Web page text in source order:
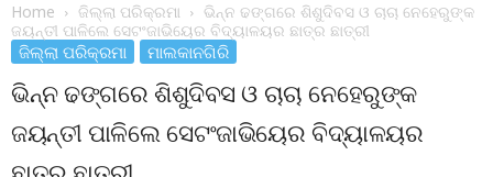
Home ଜିଲ୍ଲା ପରିକ୍ରମା
ଭିନ୍ନ ଢଙ୍ଗରେ ଶିଶୁଦିବସ ଓ ଚାଚା ନେହେରୁଙ୍କ
ଜୟନ୍ତୀ ପାଳିଲେ ସେଟଂଜାଭିୟେର ବିଦ୍ୟାଳୟର ଛାତ୍ର ଛାତ୍ରୀ
ଜିଲ୍ଲା ପରିକ୍ରମା ମାଲକାନଗିରି
ଭିନ୍ନ ଢଙ୍ଗରେ ଶିଶୁଦିବସ ଓ ଚାଚା ନେହେରୁଙ୍କ
ଜୟନ୍ତୀ ପାଳିଲେ ସେଟଂଜାଭିୟେର ବିଦ୍ୟାଳୟର